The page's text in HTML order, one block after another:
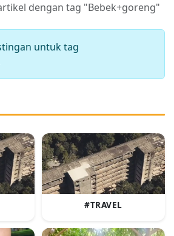
dengan tag "Bebek+goreng"
untuk tag
#TRAVEL